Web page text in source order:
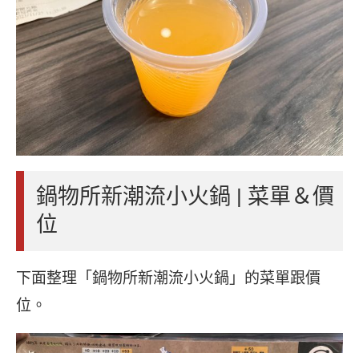
鍋物所新潮流小火鍋 | 菜單＆價
位
下面整理「鍋物所新潮流小火鍋」的菜單跟價
位。